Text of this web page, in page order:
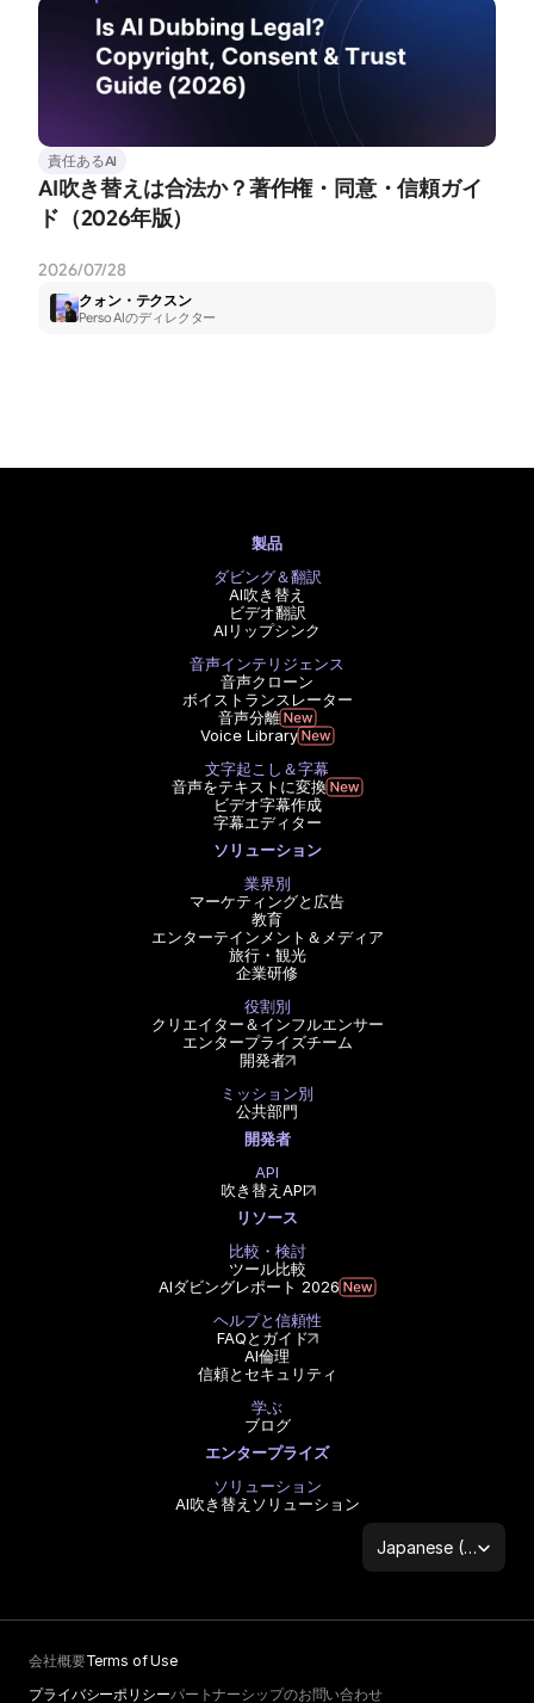
責任あるAI
AI吹き替えは合法か？著作権・同意・信頼ガイ
ド（2026年版）
2026/07/28
クォン・テクスン
Perso AIのディレクター
製品
ダビング＆翻訳
AI吹き替え
ビデオ翻訳
AIリップシンク
音声インテリジェンス
音声クローン
ボイストランスレーター
音声分離
Voice Library
文字起こし＆字幕
音声をテキストに変換
ビデオ字幕作成
字幕エディター
ソリューション
業界別
マーケティングと広告
教育
エンターテインメント＆メディア
旅行・観光
企業研修
役割別
クリエイター＆インフルエンサー
エンタープライズチーム
開発者
ミッション別
公共部門
開発者
API
吹き替えAPI
リソース
比較・検討
ツール比較
AIダビングレポート 2026
ヘルプと信頼性
FAQとガイド
AI倫理
信頼とセキュリティ
学ぶ
ブログ
エンタープライズ
ソリューション
AI吹き替えソリューション
Select Language
Japanese (Japan)
会社概要Terms of Use
プライバシーポリシーパートナーシップのお問い合わせ